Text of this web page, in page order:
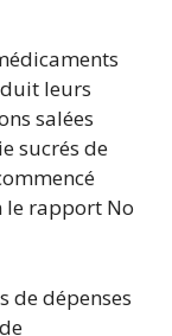
leurs
salées
sucrés de
le rapport No
de dépenses